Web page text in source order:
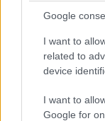
Google
I want to
related to
device
I want to
Google for